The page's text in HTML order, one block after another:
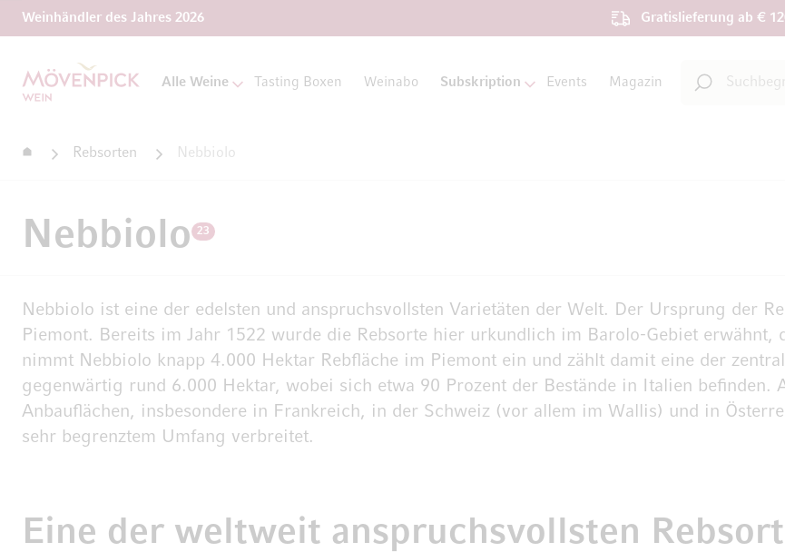
Weinhändler des Jahres 2026 Gratislieferung ab €
Zur Startseite
Alle Weine Tasting Boxen Weinabo Subskription Events Magazin
Suche
StartseiteRebsorten Nebbiolo
Nebbiolo 23
Nebbiolo ist eine der edelsten und anspruchsvollsten Varietäten der Welt. Der Ursprung der
Piemont. Bereits im Jahr 1522 wurde die Rebsorte hier urkundlich im Barolo-Gebiet erwähnt,
nimmt Nebbiolo knapp 4.000 Hektar Rebfläche im Piemont ein und zählt damit eine der
gegenwärtig rund 6.000 Hektar, wobei sich etwa 90 Prozent der Bestände in Italien befinden.
Anbauflächen, insbesondere in Frankreich, in der Schweiz (vor allem im Wallis) und in
sehr begrenztem Umfang verbreitet.
Eine der weltweit anspruchsvollsten